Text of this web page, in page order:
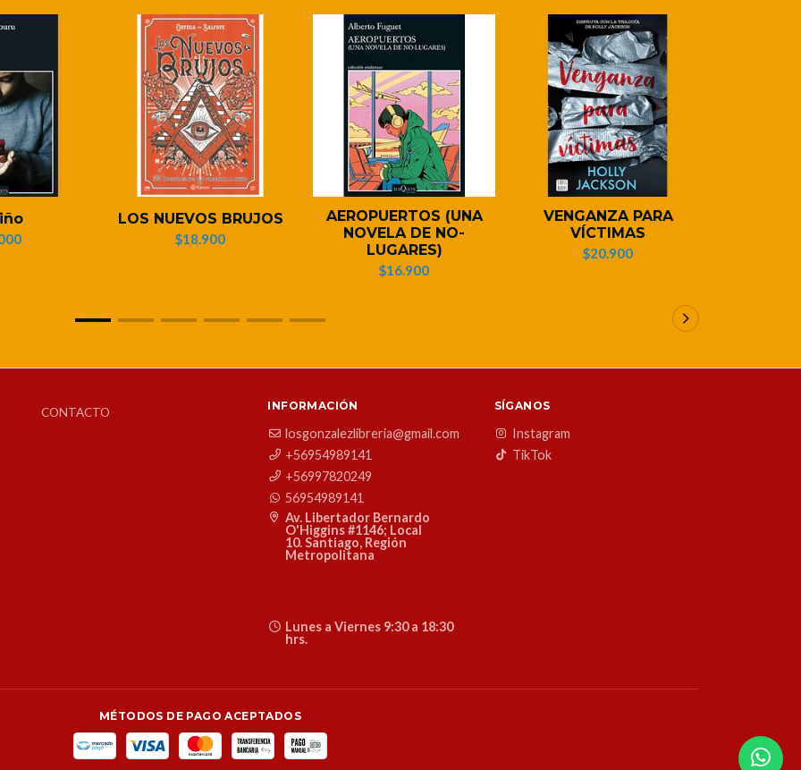
LOS NUEVOS BRUJOS
$18.900
AEROPUERTOS (UNA
NOVELA DE NO-
LUGARES)
$16.900
VENGANZA PARA
VÍCTIMAS
$20.900
CONTACTO INFORMACIÓN
losgonzalezlibreria@gmail.com
+56954989141
+56997820249
56954989141
Av. Libertador Bernardo
O'Higgins #1146; Local
10. Santiago, Región
Metropolitana
Lunes a Viernes 9:30 a 18:30
hrs.
SÍGANOS
Instagram
TikTok
MÉTODOS DE PAGO ACEPTADOS